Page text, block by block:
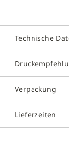
Technische
Verpackung
Lieferzeiten